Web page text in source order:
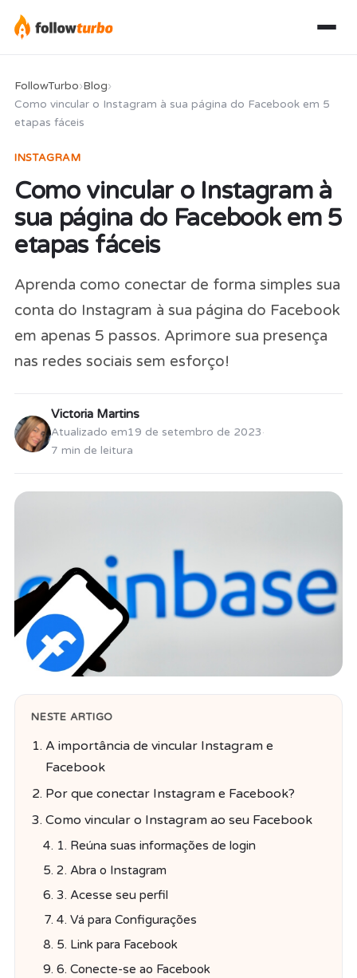
FollowTurbo›Blog›
Como vincular o Instagram à sua página do Facebook em 5
etapas fáceis
INSTAGRAM
Como vincular o Instagram à
sua página do Facebook em 5
etapas fáceis
Aprenda como conectar de forma simples sua
conta do Instagram à sua página do Facebook
em apenas 5 passos. Aprimore sua presença
nas redes sociais sem esforço!
Victoria Martins
Atualizado em19 de setembro de 2023·
7 min de leitura
NESTE ARTIGO
A importância de vincular Instagram e
Facebook
Por que conectar Instagram e Facebook?
Como vincular o Instagram ao seu Facebook
1. Reúna suas informações de login
2. Abra o Instagram
3. Acesse seu perfil
4. Vá para Configurações
5. Link para Facebook
6. Conecte-se ao Facebook